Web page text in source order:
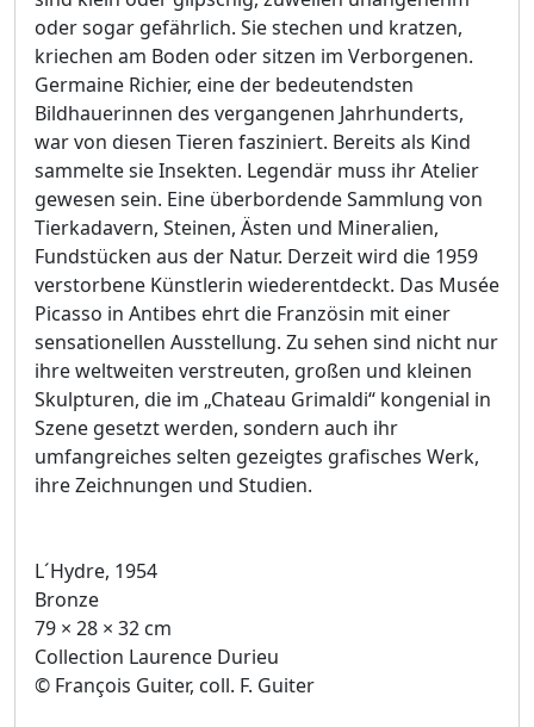
oder sogar gefährlich. Sie stechen und kratzen,
kriechen am Boden oder sitzen im Verborgenen.
Germaine Richier, eine der bedeutendsten
Bildhauerinnen des vergangenen Jahrhunderts,
war von diesen Tieren fasziniert. Bereits als Kind
sammelte sie Insekten. Legendär muss ihr Atelier
gewesen sein. Eine überbordende Sammlung von
Tierkadavern, Steinen, Ästen und Mineralien,
Fundstücken aus der Natur. Derzeit wird die 1959
verstorbene Künstlerin wiederentdeckt. Das Musée
Picasso in Antibes ehrt die Französin mit einer
sensationellen Ausstellung. Zu sehen sind nicht nur
ihre weltweiten verstreuten, großen und kleinen
Skulpturen, die im „Chateau Grimaldi“ kongenial in
Szene gesetzt werden, sondern auch ihr
umfangreiches selten gezeigtes grafisches Werk,
ihre Zeichnungen und Studien.
L´Hydre, 1954
Bronze
79 × 28 × 32 cm
Collection Laurence Durieu
© François Guiter, coll. F. Guiter